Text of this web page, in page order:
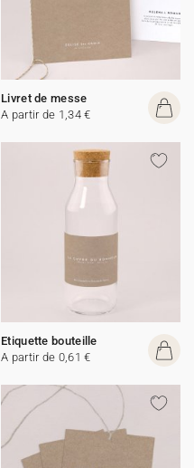
Livret de messe
A partir de 1,34 €
Etiquette bouteille
A partir de 0,61 €